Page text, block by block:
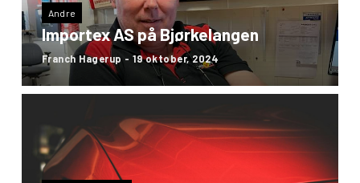
Andre
Importex AS på Bjørkelangen
Franch Hagerup - 19 oktober, 2024